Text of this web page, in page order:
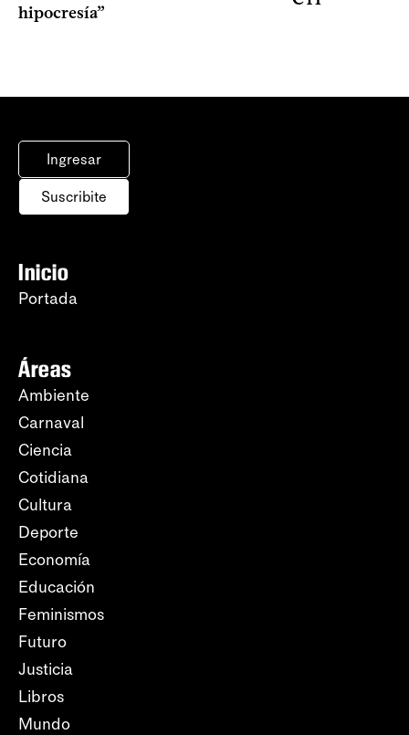
hipocresía”
Ingresar
Suscribite
Inicio
Portada
Áreas
Ambiente
Carnaval
Ciencia
Cotidiana
Cultura
Deporte
Economía
Educación
Feminismos
Futuro
Justicia
Libros
Mundo